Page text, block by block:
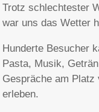
Trotz schlechtester
war uns das Wetter
Hunderte Besucher
Pasta, Musik,
Gespräche am Platz
erleben.